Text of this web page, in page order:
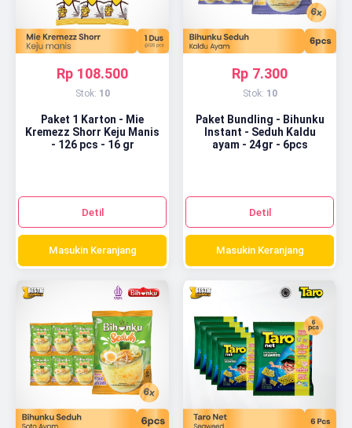
Rp 108.500
Stok: 10
Paket 1 Karton - Mie
Kremezz Shorr Keju Manis
- 126 pcs - 16 gr
Detil
Masukin Keranjang
Rp 7.300
Stok: 10
Paket Bundling - Bihunku
Instant - Seduh Kaldu
ayam - 24gr - 6pcs
Detil
Masukin Keranjang